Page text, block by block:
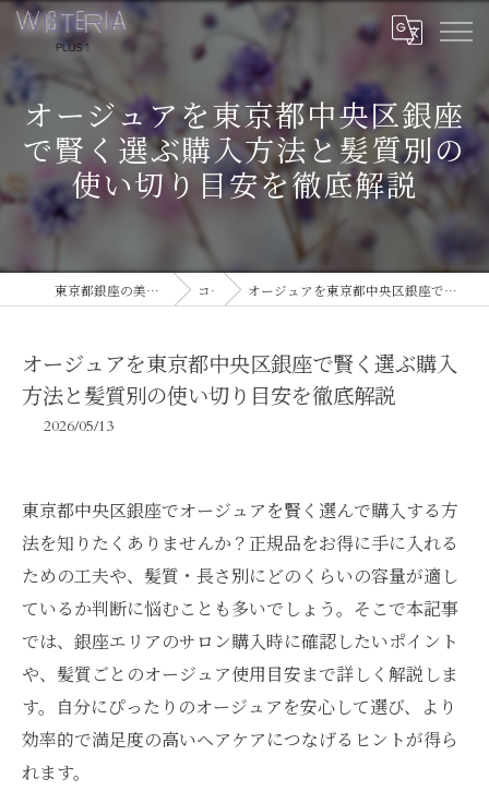
オージュアを東京都中央区銀座
で賢く選ぶ購入方法と髪質別の
使い切り目安を徹底解説
東京都銀座の美容室ならWISTERIA PLUS 1 コラム オージュアを東京都中央区銀座で賢く選ぶ購入方法と髪質別の使い切り目安を徹底解説
オージュアを東京都中央区銀座で賢く選ぶ購入
方法と髪質別の使い切り目安を徹底解説
2026/05/13
東京都中央区銀座でオージュアを賢く選んで購入する方
法を知りたくありませんか？正規品をお得に手に入れる
ための工夫や、髪質・長さ別にどのくらいの容量が適し
ているか判断に悩むことも多いでしょう。そこで本記事
では、銀座エリアのサロン購入時に確認したいポイント
や、髪質ごとのオージュア使用目安まで詳しく解説しま
す。自分にぴったりのオージュアを安心して選び、より
効率的で満足度の高いヘアケアにつなげるヒントが得ら
れます。